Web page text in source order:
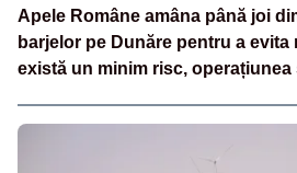
Apele Române amâna până joi
barjelor pe Dunăre pentru a evita
există un minim risc, operațiunea